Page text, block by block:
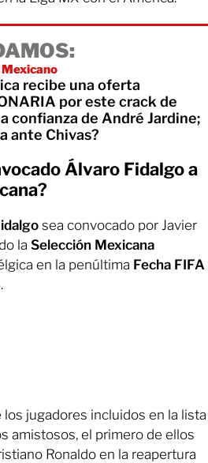
recibe una oferta
por este crack de
confianza de André Jardine;
ante Chivas?
Álvaro Fidalgo a
sea convocado por Javier
la Selección Mexicana
en la penúltima Fecha FIFA
jugadores incluidos en la lista
amistosos, el primero de ellos
Ronaldo en la reapertura